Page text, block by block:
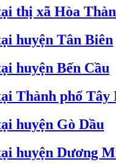
thị xã Hòa
huyện Tân Biên
huyện Bến Cầu
Thành phố Tây
huyện Gò Dầu
huyện Dương